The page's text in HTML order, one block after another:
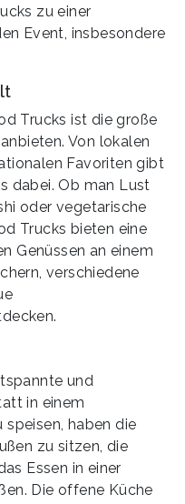
zu einer
Event, insbesondere
Trucks ist die große
Von lokalen
Favoriten gibt
dabei. Ob man Lust
oder vegetarische
Trucks bieten eine
Genüssen an einem
verschiedene
und
in einem
haben die
zu sitzen, die
Essen in einer
Die offene Küche